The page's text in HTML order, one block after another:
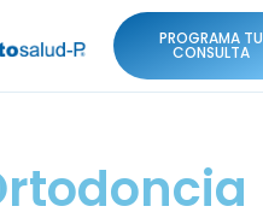
PROGRAMA TU
CONSULTA